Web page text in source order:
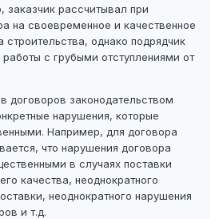
заказчик рассчитывал при
на своевременное и качественное
строительства, однако подрядчик
с грубыми отступлениями от
договоров законодательством
нарушения, которые
Например, для договора
что нарушения договора
в случаях поставки
качества, неоднократного
неоднократного нарушения
и т.д.